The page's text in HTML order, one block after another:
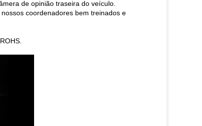
de opinião traseira do veículo.
coordenadores bem treinados e